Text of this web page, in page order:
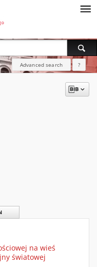
Advanced search ?
na wieś
światowej